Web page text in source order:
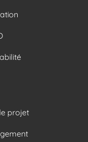
projet